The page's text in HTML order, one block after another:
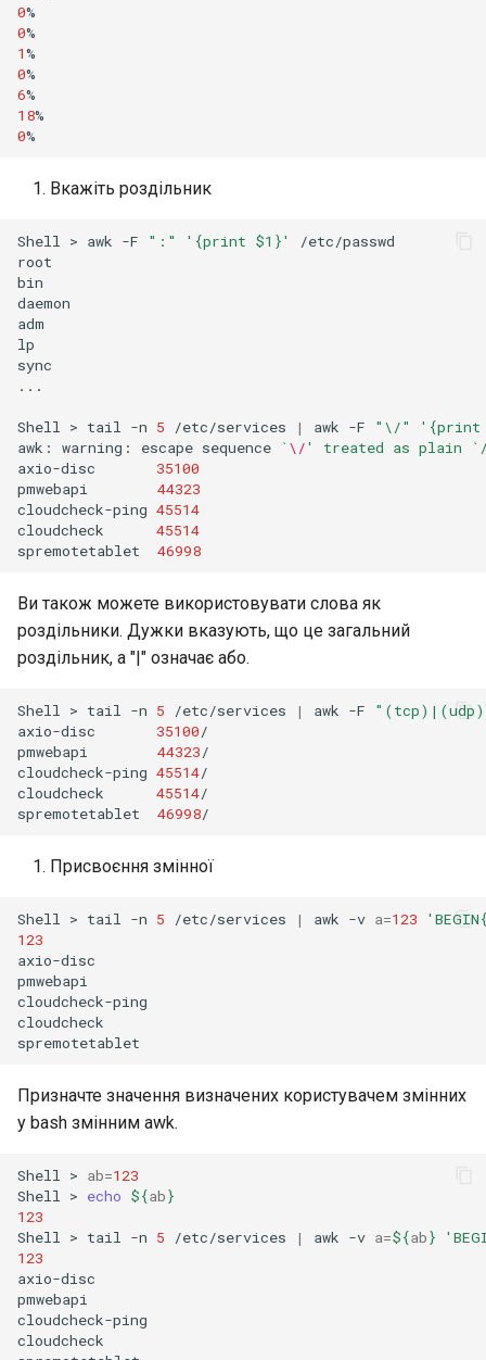
0
0
1
0
6
18
0
Вкажіть роздільник
Shell > awk -F ":" '{print $1}'
/etc/passwd
root
bin
daemon
adm
lp
sync
...
Shell > tail -n 5 /etc/services | awk -F "\/"
'{print
awk:
warning: escape sequence ` \/' treated as plain
axio-disc
35100
pmwebapi
44323
cloudcheck-ping 45514
cloudcheck
45514
spremotetablet
46998
Ви також можете використовувати слова як
роздільники. Дужки вказують, що це загальний
роздільник, а "|" означає або.
Shell > tail -n 5 /etc/services | awk -F
axio-disc
35100/
pmwebapi
44323/
cloudcheck-ping 45514/
cloudcheck
45514/
spremotetablet
46998
Присвоєння змінної
Shell > tail -n 5 /etc/services | awk -v a=123
123
axio-disc
pmwebapi
cloudcheck-ping
cloudcheck
Призначте значення визначених користувачем змінних
у bash змінним awk.
Shell > ab=123
Shell
> echo ${ab}
123
Shell
> tail -n 5 /etc/services | awk -v a=${ab}
123
axio-disc
pmwebapi
cloudcheck-ping
cloudcheck